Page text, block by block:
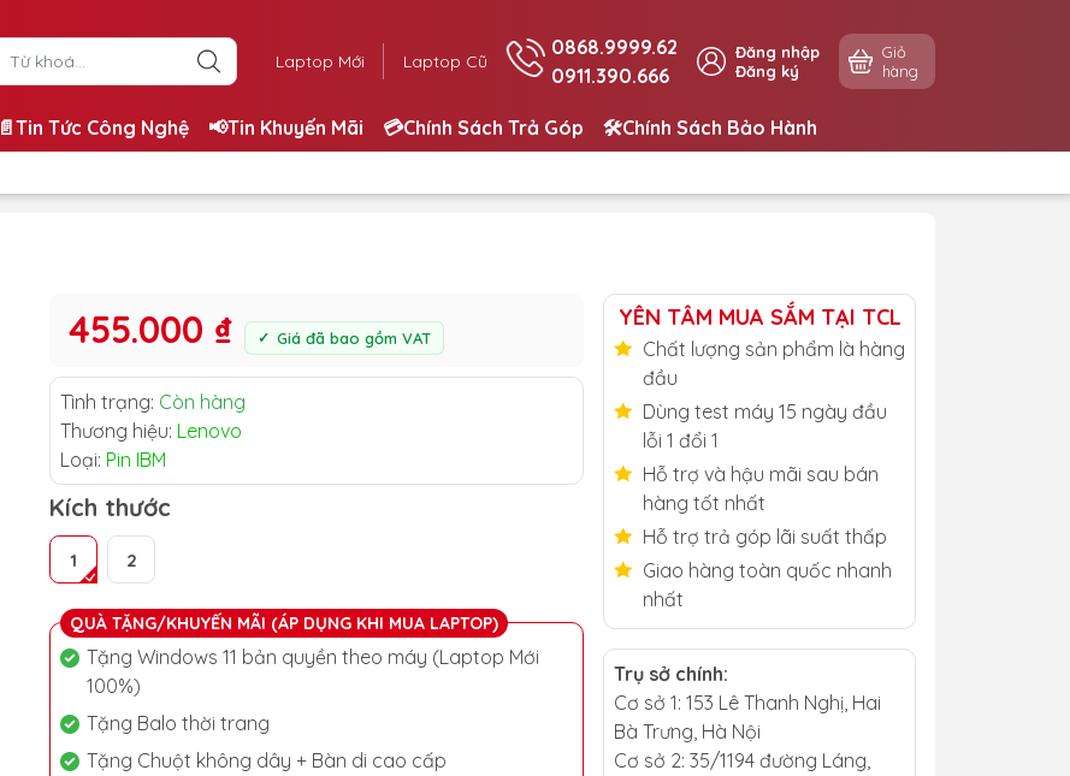
Laptop Mới Laptop Cũ
0868.9999.62
0911.390.666
Đăng nhập
Đăng ký
Giỏ
hàng
📄Tin Tức Công Nghệ 📢Tin Khuyến Mãi 💳Chính Sách Trả Góp 🛠️Chính Sách Bảo Hành
455.000 ₫ Giá đã bao gồm VAT
Tình trạng: Còn hàng
Thương hiệu: Lenovo
Loại: Pin IBM
Kích thước
1 2
QUÀ TẶNG/KHUYẾN MÃI (ÁP DỤNG KHI MUA LAPTOP)
Tặng Windows 11 bản quyền theo máy (Laptop Mới
100%)
Tặng Balo thời trang
Tặng Chuột không dây + Bàn di cao cấp
YÊN TÂM MUA SẮM TẠI TCL
Chất lượng sản phẩm là hàng
đầu
Dùng test máy 15 ngày đầu
lỗi 1 đổi 1
Hỗ trợ và hậu mãi sau bán
hàng tốt nhất
Hỗ trợ trả góp lãi suất thấp
Giao hàng toàn quốc nhanh
nhất
Trụ sở chính:
Cơ sở 1: 153 Lê Thanh Nghị, Hai
Bà Trưng, Hà Nội
Cơ sở 2: 35/1194 đường Láng,